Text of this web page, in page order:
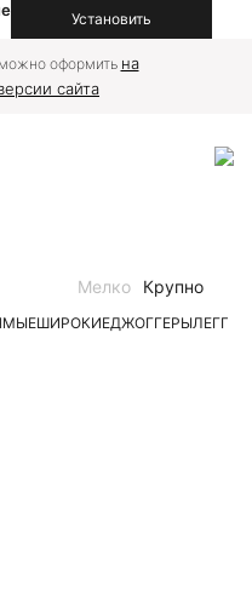
Установить
оформить на
сайта
ШИРОКИЕДЖОГГЕРЫ
Мелко Крупно